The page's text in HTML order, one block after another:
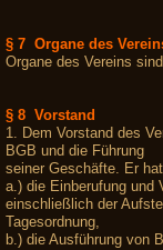
§ 7 Organe des
Organe des Vereins
§ 8 Vorstand
1. Dem Vorstand des
BGB und die Führung
seiner Geschäfte. Er
a.) die Einberufung und
einschließlich der
Tagesordnung,
b.) die Ausführung von